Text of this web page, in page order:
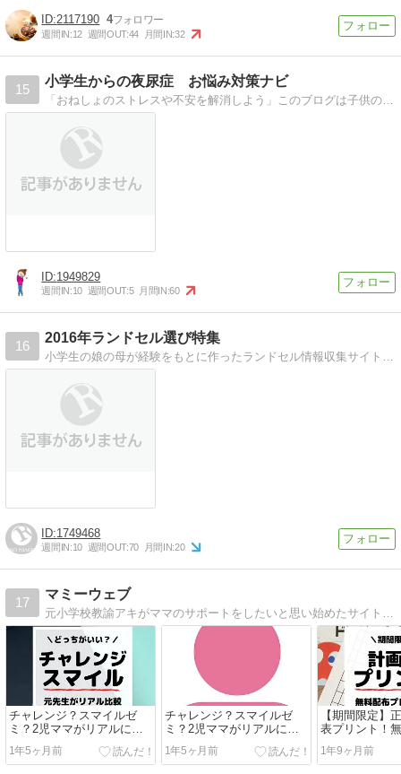
2117190 4
週間IN:12 週間OUT:44 月間IN:32
15
小学生からの夜尿症 お悩み対策ナビ
「おねしょのストレスや不安を解消しよう」このブログは子供の夜尿症を克服した経験のある 主婦が書いています同じお悩みの方の力になれたら幸いです
1949829
週間IN:10 週間OUT:5 月間IN:60
16
2016年ランドセル選び特集
小学生の娘の母が経験をもとに作ったランドセル情報収集サイトです
1749468
週間IN:10 週間OUT:70 月間IN:20
17
マミーウェブ
元小学校教諭アキがママのサポートをしたいと思い始めたサイトです。子育て中のママの疲れを癒やせるような育児マメ知識を公開しています。
チャレンジ？スマイルゼ
ミ？2児ママがリアルに比
較してみた！
1年5ヶ月前
チャレンジ？スマイルゼ
ミ？2児ママがリアルに比
較してみた！
1年5ヶ月前
【期間限定】
表プリント！
ト中(12/15まで
1年9ヶ月前